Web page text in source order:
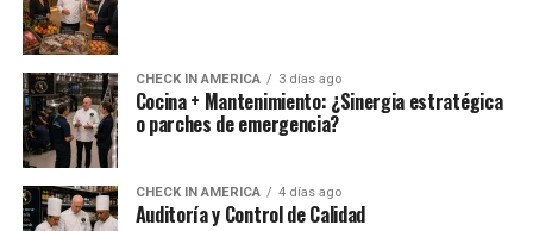
CHECK IN AMERICA 3 días ago
Cocina + Mantenimiento: ¿Sinergia estratégica
o parches de emergencia?
CHECK IN AMERICA 4 días ago
Auditoría y Control de Calidad